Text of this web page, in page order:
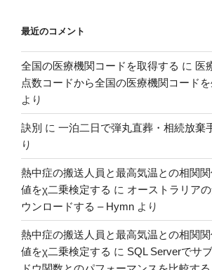
最近のコメント
全国の医療機関コードを取得する に 医
点数コードから全国の医療機関コード
より
訣別 に 一泊二日で弾丸直葬・相続放棄
り
熱中症の搬送人員と最高気温との相関
値をχ二乗検定する に オーストラリア
ウンロードする – Hymn より
熱中症の搬送人員と最高気温との相関
値をχ二乗検定する に SQL Serverでサ